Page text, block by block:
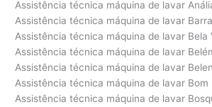
Assistência técnica máquina de lavar
Assistência técnica máquina de lavar
Assistência técnica máquina de lavar Bela
Assistência técnica máquina de lavar
Assistência técnica máquina de lavar
Assistência técnica máquina de lavar Bom
Assistência técnica máquina de lavar